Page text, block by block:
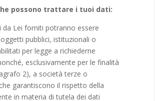
possono trattare i tuoi dati:
da Lei forniti potranno essere
pubblici, istituzionali o
per legge a richiederne
esclusivamente per le finalità
2), a società terze o
garantiscono il rispetto della
in materia di tutela dei dati